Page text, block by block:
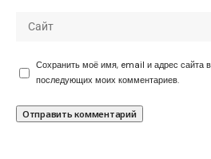
Сохранить моё имя, email и адрес сайта
последующих моих комментариев.